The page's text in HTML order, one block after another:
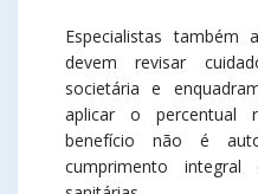
Especialistas também
devem revisar
societária e
aplicar o percentual
benefício não é
cumprimento